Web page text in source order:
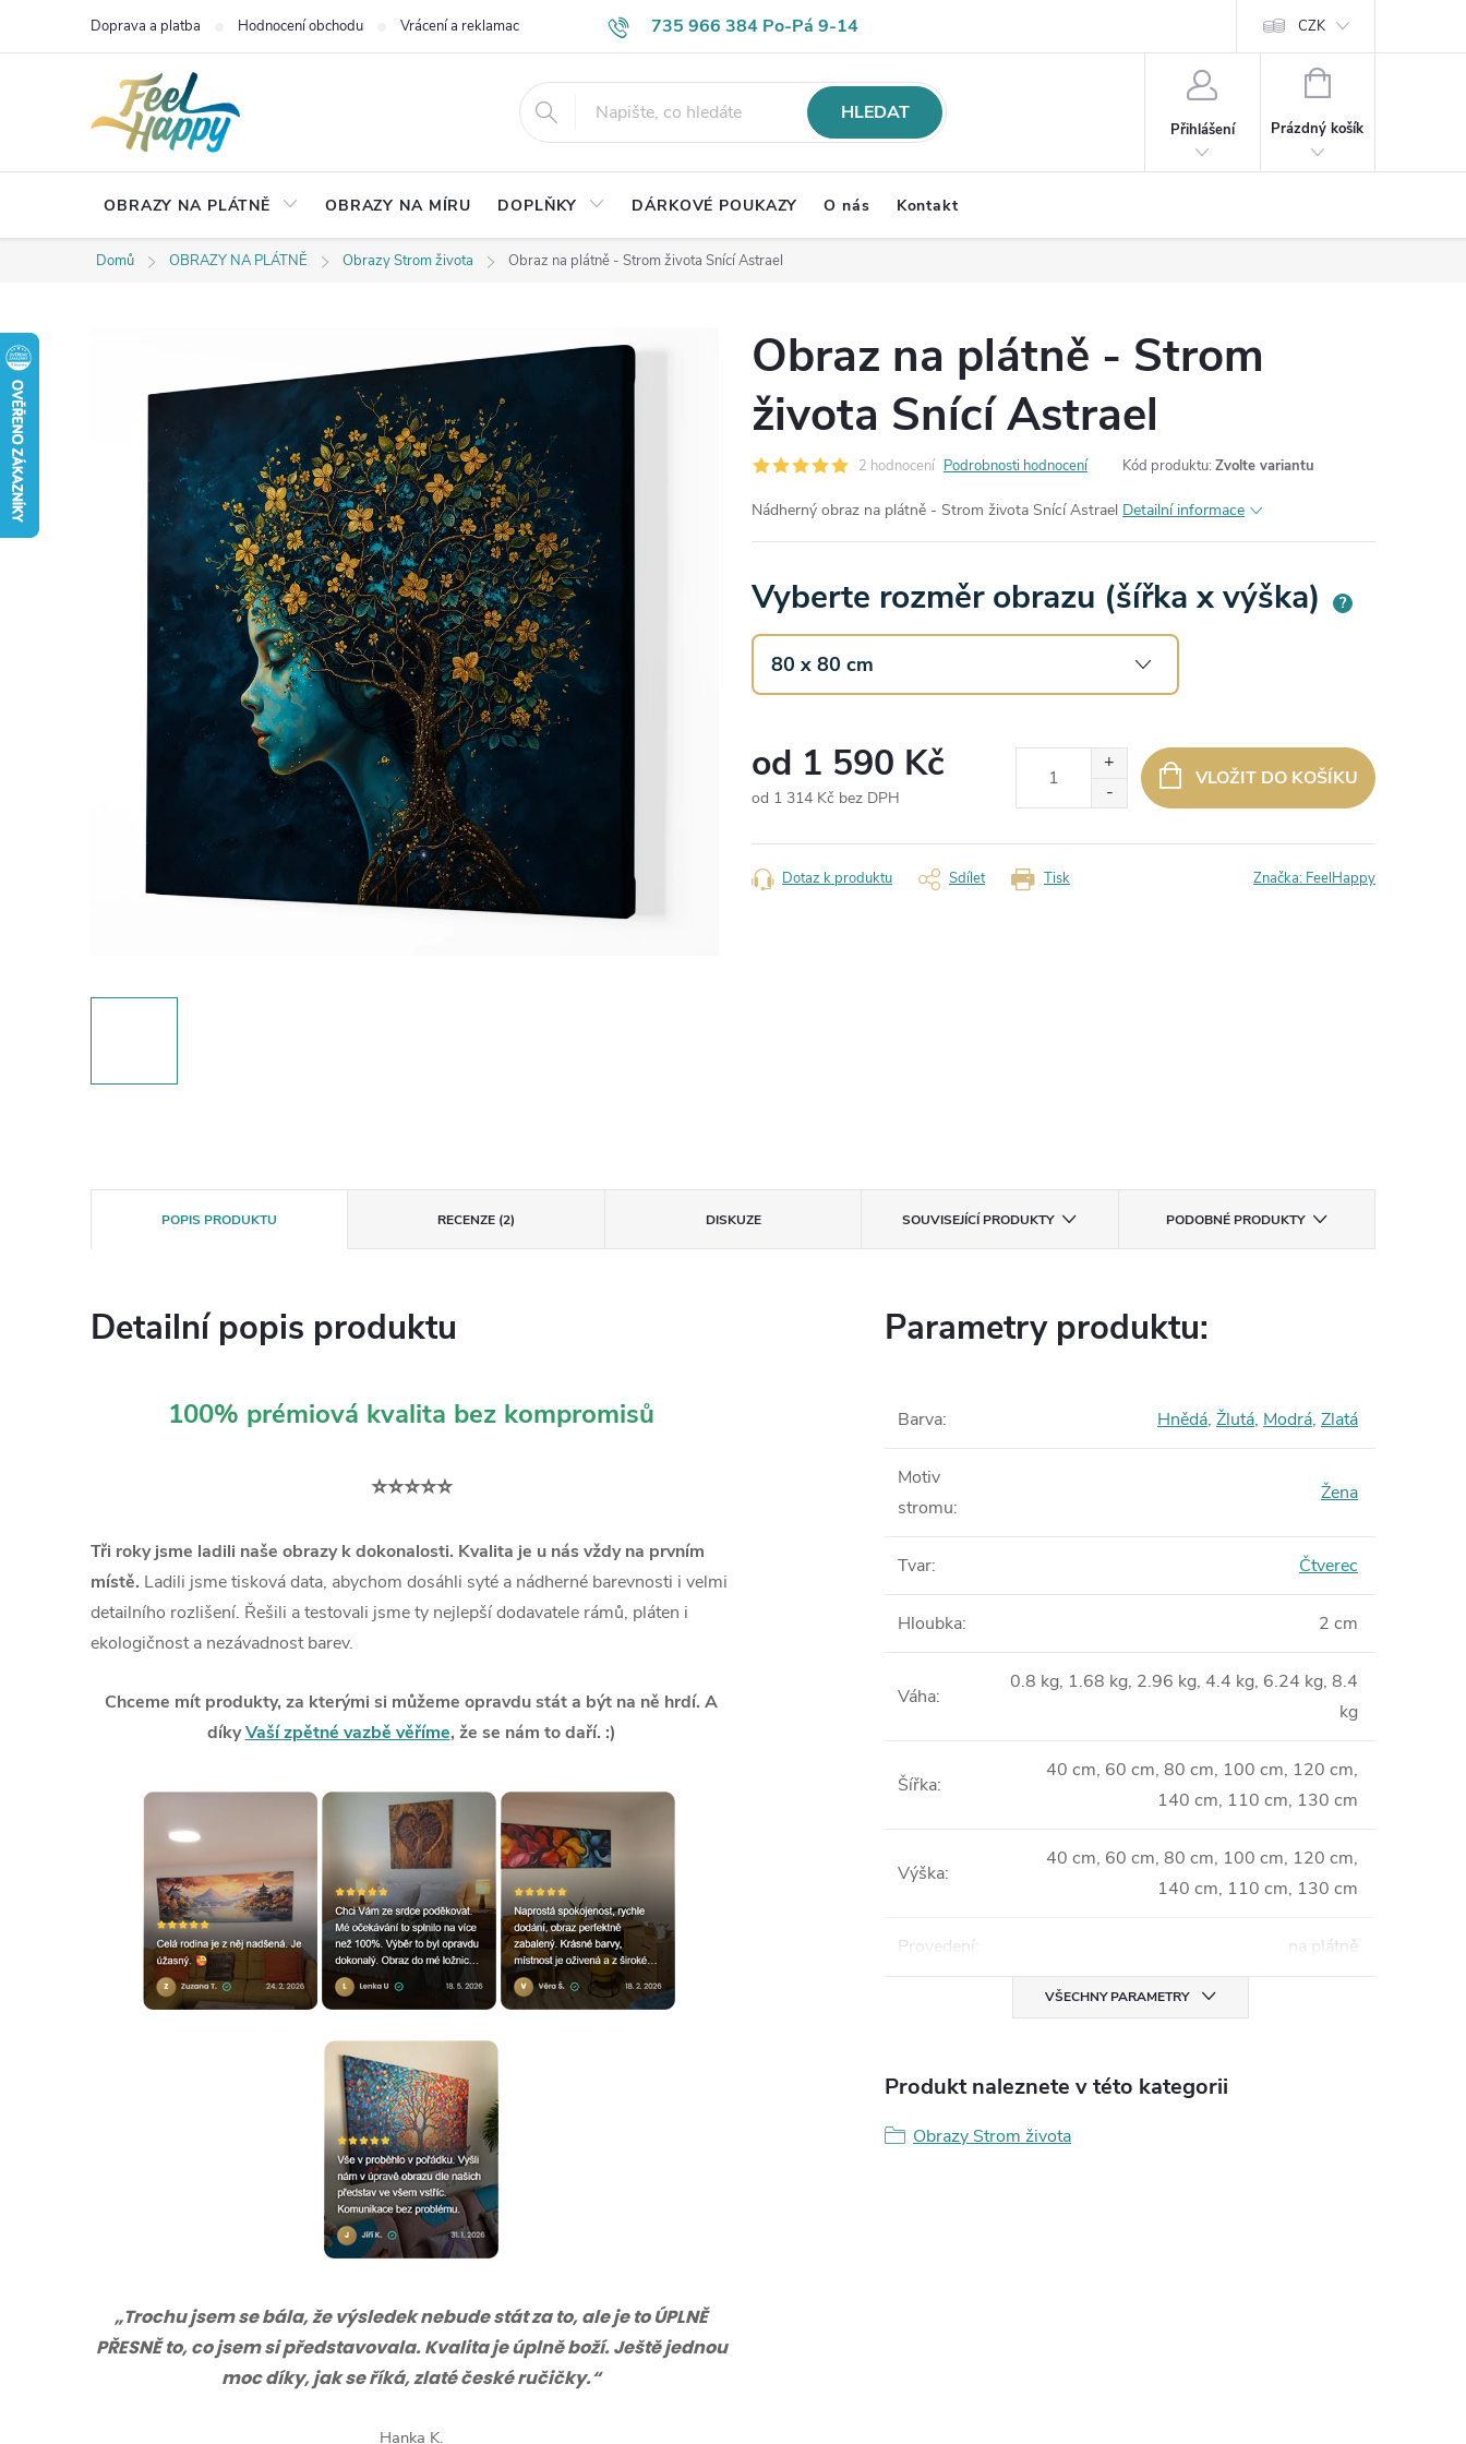
735 966 384 Po-Pá 9-14
Doprava a platba Hodnocení obchodu Vrácení a reklamace Časté otázky Obch. podmínky Ochrana os. údajů Kontakt
CZK
HLEDAT
Přihlášení
NÁKUPNÍ
Prázdný košík
OBRAZY NA PLÁTNĚ OBRAZY NA MÍRU DOPLŇKY DÁRKOVÉ POUKAZY O nás Kontakt
Domů OBRAZY NA PLÁTNĚ Obrazy Strom života Obraz na plátně - Strom života Snící Astrael
Obraz na plátně - Strom
života Snící Astrael
2 hodnocení Podrobnosti hodnocení Kód produktu: Zvolte variantu
Nádherný obraz na plátně - Strom života Snící Astrael Detailní informace
Vyberte rozměr obrazu (šířka x výška) ?
od 1 590 Kč
od 1 314 Kč bez DPH
cena:
VLOŽIT DO KOŠÍKU
Tisk
Dotaz k produktu Sdílet Značka: FeelHappy
POPIS PRODUKTU RECENZE (2) DISKUZE SOUVISEJÍCÍ PRODUKTY PODOBNÉ PRODUKTY
Detailní popis produktu
100% prémiová kvalita bez kompromisů
⭐⭐⭐⭐⭐
Tři roky jsme ladili naše obrazy k dokonalosti. Kvalita je u nás vždy na prvním
místě. Ladili jsme tisková data, abychom dosáhli syté a nádherné barevnosti i velmi
detailního rozlišení. Řešili a testovali jsme ty nejlepší dodavatele rámů, pláten i
ekologičnost a nezávadnost barev.
Chceme mít produkty, za kterými si můžeme opravdu stát a být na ně hrdí. A
díkyVaší zpětné vazbě věříme, že se nám to daří. :)
„Trochu jsem se bála, že výsledek nebude stát za to, ale je to ÚPLNĚ
PŘESNĚ to, co jsem si představovala. Kvalita je úplně boží. Ještě jednou
moc díky, jak se říká, zlaté české ručičky.“
Hanka K.
Parametry produktu:
Barva: Hnědá, Žlutá, Modrá, Zlatá
Motiv
stromu:
Žena
Tvar: Čtverec
Hloubka: 2 cm
Váha:
0.8 kg, 1.68 kg, 2.96 kg, 4.4 kg, 6.24 kg, 8.4
kg
Šířka:
40 cm, 60 cm, 80 cm, 100 cm, 120 cm,
140 cm, 110 cm, 130 cm
Výška:
40 cm, 60 cm, 80 cm, 100 cm, 120 cm,
140 cm, 110 cm, 130 cm
Provedení: na plátně
VŠECHNY PARAMETRY
Produkt naleznete v této kategorii
Obrazy Strom života